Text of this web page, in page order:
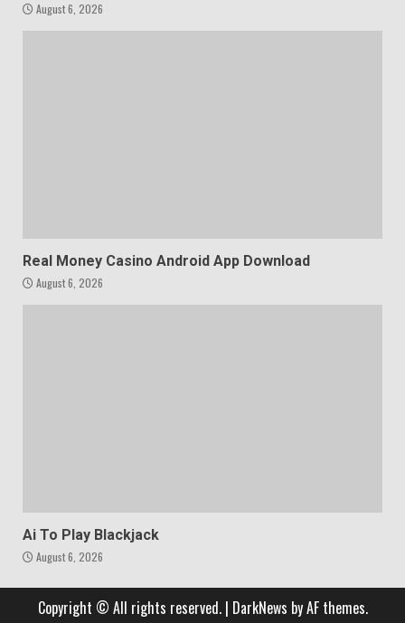
August 6, 2026
Real Money Casino Android App Download
August 6, 2026
Ai To Play Blackjack
August 6, 2026
Copyright © All rights reserved. | DarkNews by AF themes.